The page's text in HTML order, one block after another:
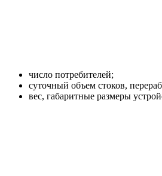
число потребителей;
суточный объем стоков,
вес, габаритные размеры